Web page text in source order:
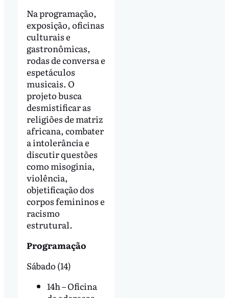
Na programação,
exposição, oficinas
culturais e
gastronômicas,
rodas de conversa e
espetáculos
musicais. O
projeto busca
desmistificar as
religiões de matriz
africana, combater
a intolerância e
discutir questões
como misoginia,
violência,
objetificação dos
corpos femininos e
racismo
estrutural.
Programação
Sábado (14)
14h – Oficina